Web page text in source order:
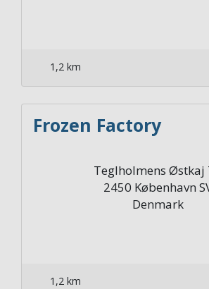
1,2 km
Frozen Factory
Teglholmens Østkaj
2450 København
Denmark
1,2 km